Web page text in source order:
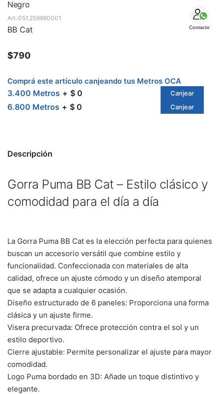
Negro
Contacto
051.259980001
BB Cat
$790
Comprá este artículo canjeando tus Metros OCA
3.400 Metros $ 0 Canjear
6.800 Metros $ 0 Canjear
Descripción
Gorra Puma BB Cat – Estilo clásico y
comodidad para el día a día
La Gorra Puma BB Cat es la elección perfecta para quienes
buscan un accesorio versátil que combine estilo y
funcionalidad. Confeccionada con materiales de alta
calidad, ofrece un ajuste cómodo y un diseño atemporal
que se adapta a cualquier ocasión.
Diseño estructurado de 6 paneles: Proporciona una forma
clásica y un ajuste firme.
Visera precurvada: Ofrece protección contra el sol y un
estilo deportivo.
Cierre ajustable: Permite personalizar el ajuste para mayor
comodidad.
Logo Puma bordado en 3D: Añade un toque distintivo y
elegante.